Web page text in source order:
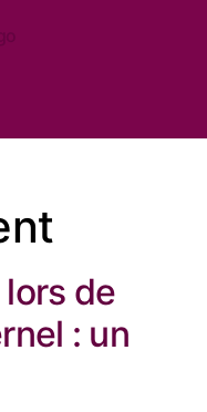
de
: un